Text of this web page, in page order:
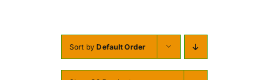
À PROPOS DE NOUS
Sort byDefault Order